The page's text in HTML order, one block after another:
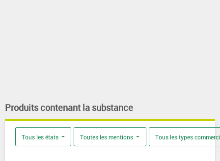
Produits contenant la substance
Tous les états Toutes les mentions Tous les types